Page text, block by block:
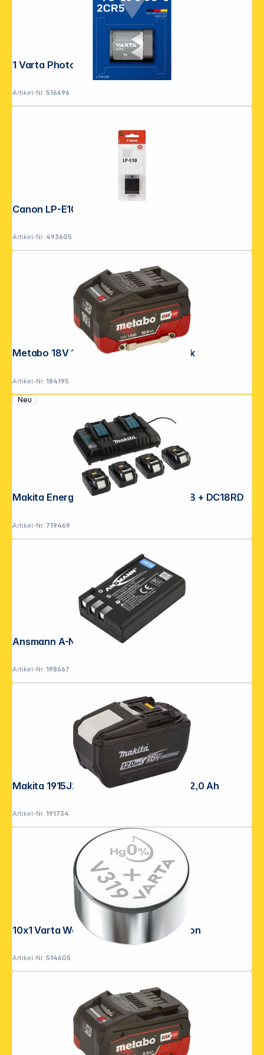
1 Varta Photo 2 CR 5
Artikel-Nr.:516696
Canon LP-E10
Artikel-Nr.:493605
Metabo 18V 10,0Ah LiHD DS Akku-Pack
Artikel-Nr.:184195
Neu
Makita Energy Kit 198091-4 4x BL1860B + DC18RD
Artikel-Nr.:719469
Ansmann A-Nik EN-EL9
Artikel-Nr.:198667
Makita 1915J2-8 Akku BL18120 LI 18V 12,0 Ah
Artikel-Nr.:191734
10x1 Varta Watch V 319 VPE Innenkarton
Artikel-Nr.:514605